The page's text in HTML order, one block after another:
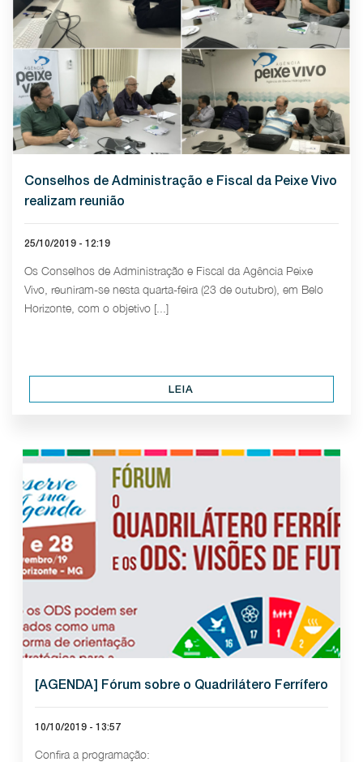
Conselhos de Administração e Fiscal da Peixe Vivo
realizam reunião
25/10/2019 - 12:19
Os Conselhos de Administração e Fiscal da Agência Peixe
Vivo, reuniram-se nesta quarta-feira (23 de outubro), em Belo
Horizonte, com o objetivo [...]
LEIA
[AGENDA] Fórum sobre o Quadrilátero Ferrífero
10/10/2019 - 13:57
Confira a programação: